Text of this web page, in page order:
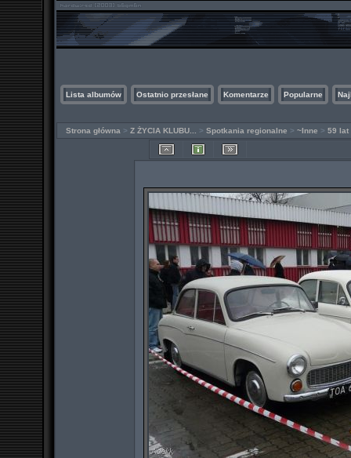
Lista albumów Ostatnio przesłane Komentarze Popularne
Strona główna > Z ŻYCIA KLUBU... > Spotkania regionalne > ~Inne > 59 lat